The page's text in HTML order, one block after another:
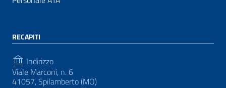
RECAPITI
Indirizzo
Viale Marconi, n. 6
41057, Spilamberto (MO)